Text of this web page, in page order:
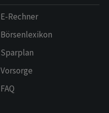
E-Rechner
Börsenlexikon
Sparplan
Vorsorge
FAQ